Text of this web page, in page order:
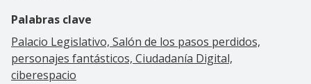
Palabras clave
Palacio Legislativo, Salón de los pasos perdidos,
personajes fantásticos, Ciudadanía Digital,
ciberespacio